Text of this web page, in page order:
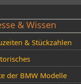
& Wissen
& Stückzahlen
der BMW Modelle